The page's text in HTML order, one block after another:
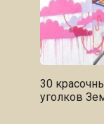
30
уголков